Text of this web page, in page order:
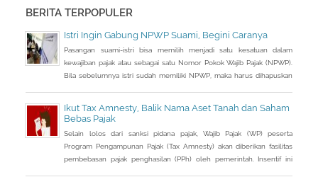
disahkan di akhir bulan ini. Artinya program pengampunan pajak
BERITA TERPOPULER
Istri Ingin Gabung NPWP Suami, Begini Caranya
Pasangan suami-istri bisa memilih menjadi satu kesatuan dalam
kewajiban pajak atau sebagai satu Nomor Pokok Wajib Pajak (NPWP).
Bila sebelumnya istri sudah memiliki NPWP, maka harus dihapuskan
Ikut Tax Amnesty, Balik Nama Aset Tanah dan Saham
Bebas Pajak
Selain lolos dari sanksi pidana pajak, Wajib Pajak (WP) peserta
Program Pengampunan Pajak (Tax Amnesty) akan diberikan fasilitas
pembebasan pajak penghasilan (PPh) oleh pemerintah. Insentif ini